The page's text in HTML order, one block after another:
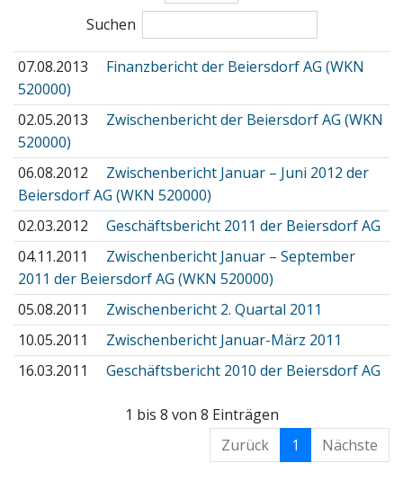
Suchen
07.08.2013
Finanzbericht der Beiersdorf AG (WKN
520000)
02.05.2013
Zwischenbericht der Beiersdorf AG (WKN
520000)
06.08.2012
Zwischenbericht Januar – Juni 2012 der
Beiersdorf AG (WKN 520000)
02.03.2012
Geschäftsbericht 2011 der Beiersdorf AG
04.11.2011
Zwischenbericht Januar – September
2011 der Beiersdorf AG (WKN 520000)
05.08.2011
Zwischenbericht 2. Quartal 2011
10.05.2011
Zwischenbericht Januar-März 2011
16.03.2011
Geschäftsbericht 2010 der Beiersdorf AG
1 bis 8 von 8 Einträgen
Zurück
1 Nächste